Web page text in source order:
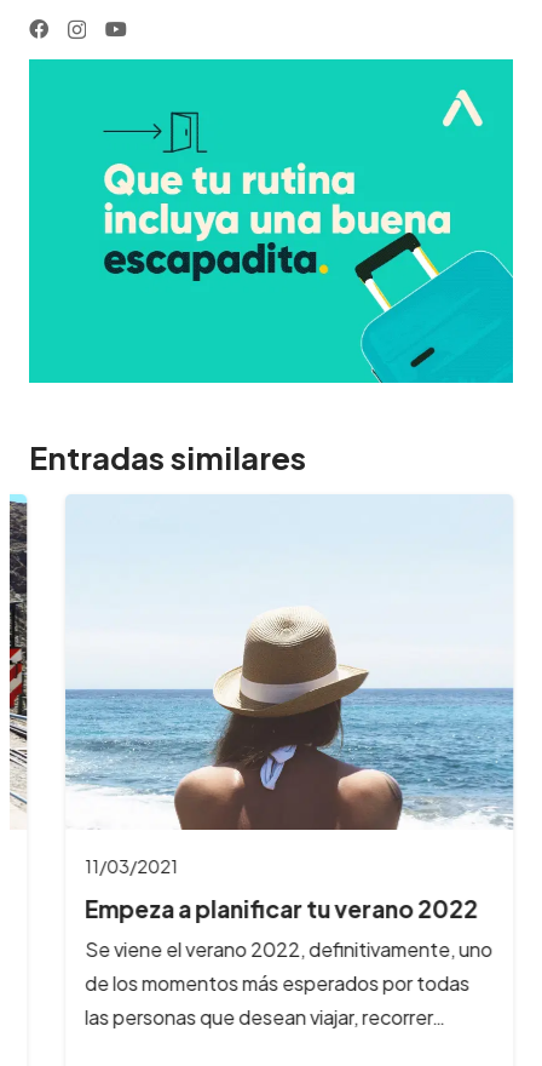
Entradas similares
11/03/2021
Empeza a planificar tu verano 2022
Se viene el verano 2022, definitivamente, uno
de los momentos más esperados por todas
las personas que desean viajar, recorrer…